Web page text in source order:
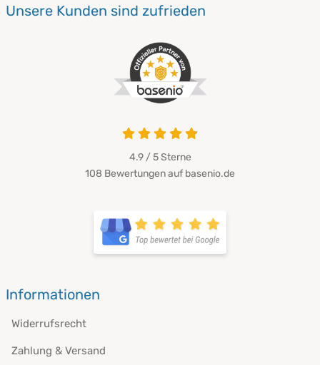
Unsere Kunden sind zufrieden
4.9 / 5Sterne
108 Bewertungen auf basenio.de
Informationen
Widerrufsrecht
Zahlung & Versand